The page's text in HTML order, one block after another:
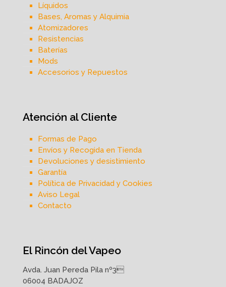
Líquidos
Bases, Aromas y Alquimia
Atomizadores
Resistencias
Baterías
Mods
Accesorios y Repuestos
Atención al Cliente
Formas de Pago
Envíos y Recogida en Tienda
Devoluciones y desistimiento
Garantía
Política de Privacidad y Cookies
Aviso Legal
Contacto
El Rincón del Vapeo
Avda. Juan Pereda Pila nº3
06004 BADAJOZ